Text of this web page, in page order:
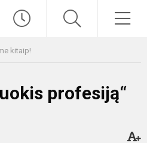
kitaip!
profesiją“